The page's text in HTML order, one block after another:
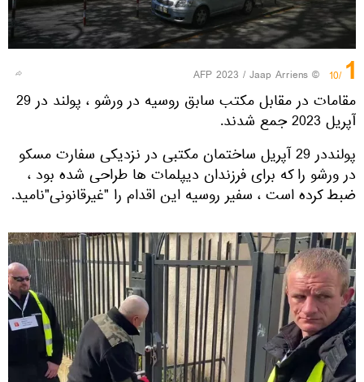
1
/10
© AFP 2023 / Jaap Arriens
مقامات در مقابل مکتب سابق روسیه در ورشو ، پولند در 29
آپریل 2023 جمع شدند.
پولنددر 29 آپریل ساختمان مکتبی در نزدیکی سفارت مسکو
در ورشو را که برای فرزندان دیپلمات ها طراحی شده بود ،
ضبط کرده است ، سفیر روسیه این اقدام را "غیرقانونی"نامید.